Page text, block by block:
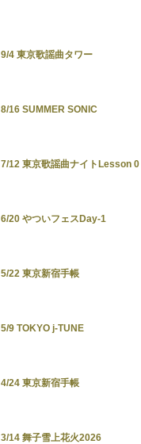
9/4 東京歌謡曲タワー
8/16 SUMMER SONIC
7/12 東京歌謡曲ナイトLesson 0
6/20 やついフェスDay-1
5/22 東京新宿手帳
5/9 TOKYO j-TUNE
4/24 東京新宿手帳
3/14 舞子雪上花火2026